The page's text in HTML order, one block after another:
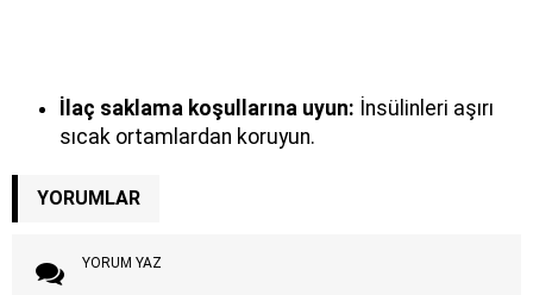
İlaç saklama koşullarına uyun: İnsülinleri aşırı
sıcak ortamlardan koruyun.
YORUMLAR
YORUM YAZ